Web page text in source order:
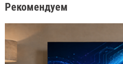
Рекомендуем